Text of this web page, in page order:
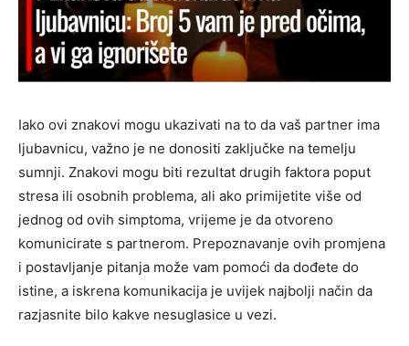
Iako ovi znakovi mogu ukazivati na to da vaš partner ima
ljubavnicu, važno je ne donositi zaključke na temelju
sumnji. Znakovi mogu biti rezultat drugih faktora poput
stresa ili osobnih problema, ali ako primijetite više od
jednog od ovih simptoma, vrijeme je da otvoreno
komunicirate s partnerom. Prepoznavanje ovih promjena
i postavljanje pitanja može vam pomoći da dođete do
istine, a iskrena komunikacija je uvijek najbolji način da
razjasnite bilo kakve nesuglasice u vezi.